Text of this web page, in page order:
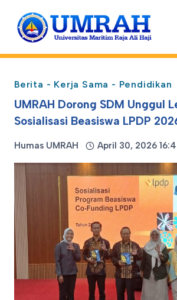
content
Berita - Kerja Sama - Pendidikan
UMRAH Dorong SDM Unggul
Sosialisasi Beasiswa LPDP
Humas UMRAH April 30, 2026